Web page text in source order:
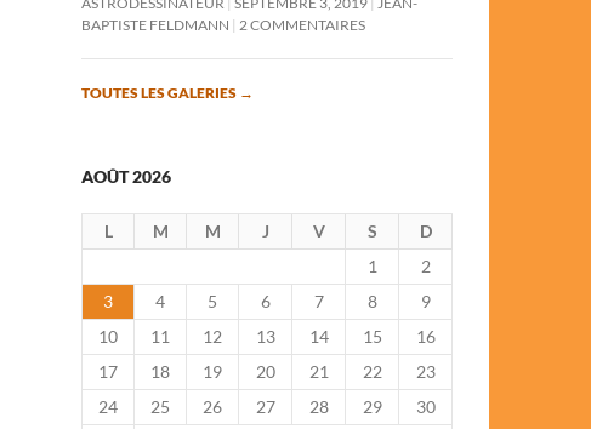
BAPTISTE FELDMANN
2 COMMENTAIRES
TOUTES LES GALERIES →
AOÛT 2026
L M M J V S
D
1
2
3
4 5 6 7 8
9
10
11 12 13 14 15
16
17
18 19 20 21 22
23
24
25 26 27 28 29
30